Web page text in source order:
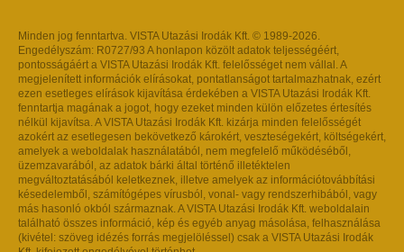
Minden jog fenntartva. VISTA Utazási Irodák Kft. © 1989-2026.
Engedélyszám: R0727/93 A honlapon közölt adatok teljességéért,
pontosságáért a VISTA Utazási Irodák Kft. felelősséget nem vállal. A
megjelenített információk elírásokat, pontatlanságot tartalmazhatnak, ezért
ezen esetleges elírások kijavítása érdekében a VISTA Utazási Irodák Kft.
fenntartja magának a jogot, hogy ezeket minden külön előzetes értesítés
nélkül kijavítsa. A VISTA Utazási Irodák Kft. kizárja minden felelősségét
azokért az esetlegesen bekövetkező károkért, veszteségekért, költségekért,
amelyek a weboldalak használatából, nem megfelelő működéséből,
üzemzavarából, az adatok bárki által történő illetéktelen
megváltoztatásából keletkeznek, illetve amelyek az információtovábbítási
késedelemből, számítógépes vírusból, vonal- vagy rendszerhibából, vagy
más hasonló okból származnak. A VISTA Utazási Irodák Kft. weboldalain
található összes információ, kép és egyéb anyag másolása, felhasználása
(kivétel: szöveg idézés forrás megjelöléssel) csak a VISTA Utazási Irodák